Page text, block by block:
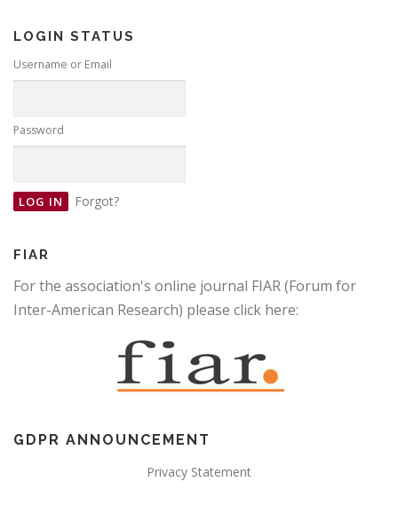
LOGIN STATUS
Username or Email
Password
Forgot?
FIAR
For the association's online journal FIAR (Forum for
Inter-American Research) please click here:
GDPR ANNOUNCEMENT
Privacy Statement